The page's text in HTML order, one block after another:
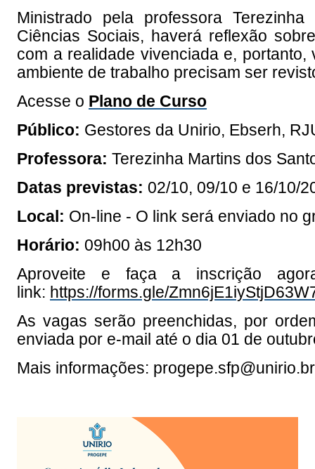
Ministrado pela professora
Ciências Sociais, haverá reflexão
com a realidade vivenciada e,
ambiente de trabalho precisam ser
Acesse o Plano de Curso
Público: Gestores da Unirio, Ebserh,
Professora: Terezinha Martins dos
Datas previstas: 02/10, 09/10 e 16/10/
Local: On-line - O link será enviado no
Horário: 09h00 às 12h30
Aproveite e faça a inscrição
link: https://forms.gle/
As vagas serão preenchidas, por
enviada por e-mail até o dia 01 de
Mais informações: progepe.sfp@unirio.br